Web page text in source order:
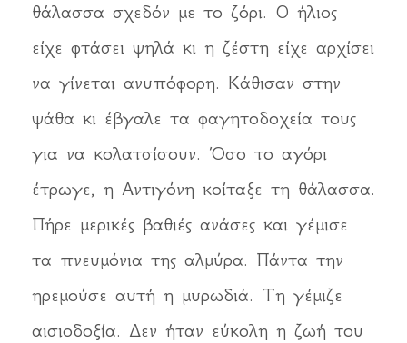
θάλασσα σχεδόν με το ζόρι. Ο ήλιος
είχε φτάσει ψηλά κι η ζέστη είχε αρχίσει
να γίνεται ανυπόφορη. Κάθισαν στην
ψάθα κι έβγαλε τα φαγητοδοχεία τους
για να κολατσίσουν. Όσο το αγόρι
έτρωγε, η Αντιγόνη κοίταξε τη θάλασσα.
Πήρε μερικές βαθιές ανάσες και γέμισε
τα πνευμόνια της αλμύρα. Πάντα την
ηρεμούσε αυτή η μυρωδιά. Τη γέμιζε
αισιοδοξία. Δεν ήταν εύκολη η ζωή του